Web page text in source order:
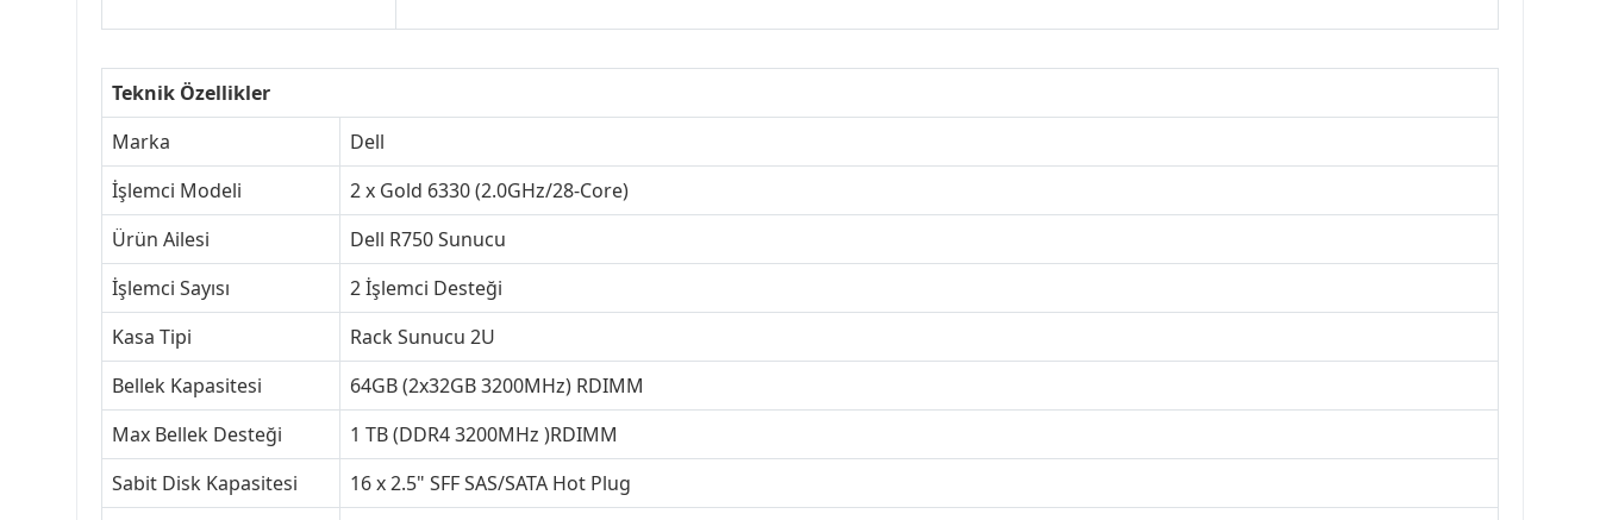
Teknik Özellikler
Marka
Dell
İşlemci Modeli
2 x Gold 6330 (2.0GHz/28-Core)
Ürün Ailesi
Dell R750 Sunucu
İşlemci Sayısı
2 İşlemci Desteği
Kasa Tipi
Rack Sunucu 2U
Bellek Kapasitesi
64GB (2x32GB 3200MHz) RDIMM
Max Bellek Desteği
1 TB (DDR4 3200MHz )RDIMM
Sabit Disk Kapasitesi
16 x 2.5" SFF SAS/SATA Hot Plug